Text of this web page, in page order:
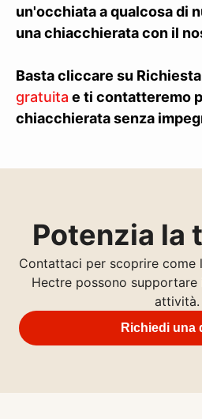
un'occhiata a qualcosa di
una chiacchierata con il
Basta cliccare su Richiesta
gratuita e ti contatteremo
chiacchierata senza
Potenzia la
Contattaci per scoprire come
Hectre possono supportare
attività.
Richiedi una